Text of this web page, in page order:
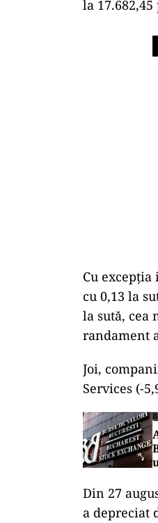
la
Cu
cu 0,13 la
la sută, cea
randament
Joi,
Services (-
Din 27
a depreciat